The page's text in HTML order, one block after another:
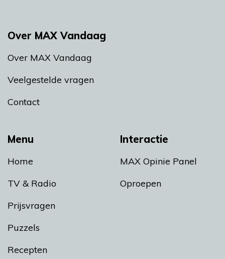
Menu
Home
TV & Radio
Prijsvragen
Puzzels
Recepten
Interactie
MAX Opinie Panel
Oproepen
Over MAX Vandaag
Over MAX Vandaag
Veelgestelde vragen
Contact